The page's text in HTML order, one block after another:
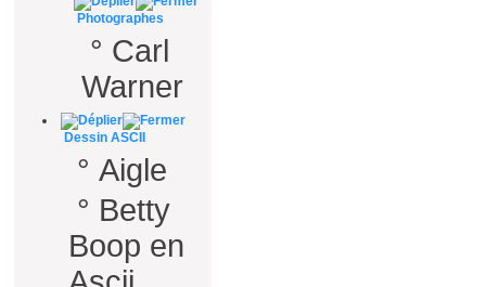
Photographes
° Carl
Warner
Dessin ASCII
° Aigle
° Betty
Boop en